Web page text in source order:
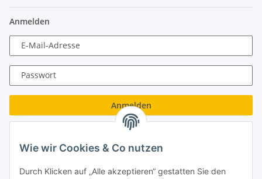
Anmelden
E-Mail-Adresse
Passwort
Anmelden
Neu hier?Jetzt registrieren!
Wie wir Cookies & Co nutzen
Durch Klicken auf „Alle akzeptieren“ gestatten Sie den